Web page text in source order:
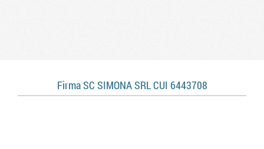
Firma SC SIMONA SRL CUI 6443708